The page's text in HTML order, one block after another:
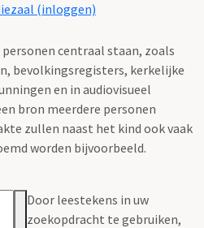
(inloggen)
centraal staan, zoals
bevolkingsregisters, kerkelijke
en in audiovisueel
bron meerdere personen
zullen naast het kind ook vaak
worden bijvoorbeeld.
Door leestekens in uw
zoekopdracht te gebruiken,